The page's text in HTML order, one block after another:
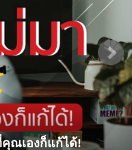
ณเองก็แก้ได้!